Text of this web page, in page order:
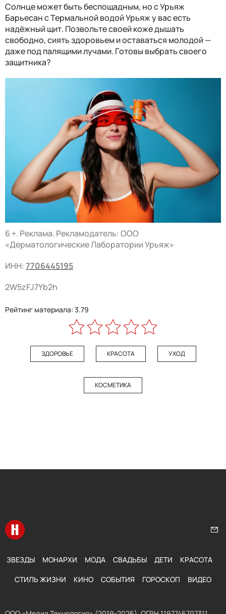
Солнце может быть беспощадным, но с Урьяж
Барьесан с Термальной водой Урьяж у вас есть
надёжный щит. Позвольте своей коже дышать
свободно, сиять здоровьем и оставаться молодой —
даже под палящими лучами. Готовы выбрать своего
защитника?
6 +. Реклама. Рекламодатель: ООО
«Дерматологические Лаборатории Урьяж»
ИНН:7706445195
2W5zFJ7Yb2h
Рейтинг материала: 3.79
ЗДОРОВЬЕ КРАСОТА УХОД
КОСМЕТИКА
Перейти на главную
ЗВЕЗДЫ МОНАРХИ МОДА СВАДЬБЫ ДЕТИ КРАСОТА
СТИЛЬ ЖИЗНИ КИНО СОБЫТИЯ ГОРОСКОП ВИДЕО